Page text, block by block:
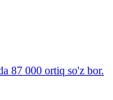
87 000 ortiq so'z bor.